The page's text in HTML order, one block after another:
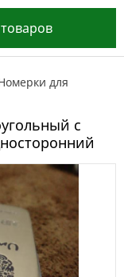
товаров
для
с